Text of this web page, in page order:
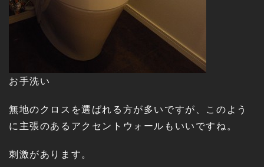
お手洗い
無地のクロスを選ばれる方が多いですが、このよう
に主張のあるアクセントウォールもいいですね。
刺激があります。